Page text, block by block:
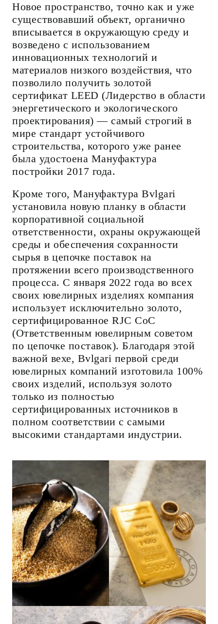
Новое пространство, точно как и уже
существовавший объект, органично
вписывается в окружающую среду и
возведено с использованием
инновационных технологий и
материалов низкого воздействия, что
позволило получить золотой
сертификат LEED (Лидерство в области
энергетического и экологического
проектирования) — самый строгий в
мире стандарт устойчивого
строительства, которого уже ранее
была удостоена Мануфактура
постройки 2017 года.
Кроме того, Мануфактура Bvlgari
установила новую планку в области
корпоративной социальной
ответственности, охраны окружающей
среды и обеспечения сохранности
сырья в цепочке поставок на
протяжении всего производственного
процесса. С января 2022 года во всех
своих ювелирных изделиях компания
использует исключительно золото,
сертифицированное RJC CoC
(Ответственным ювелирным советом
по цепочке поставок). Благодаря этой
важной вехе, Bvlgari первой среди
ювелирных компаний изготовила 100%
своих изделий, используя золото
только из полностью
сертифицированных источников в
полном соответствии с самыми
высокими стандартами индустрии.